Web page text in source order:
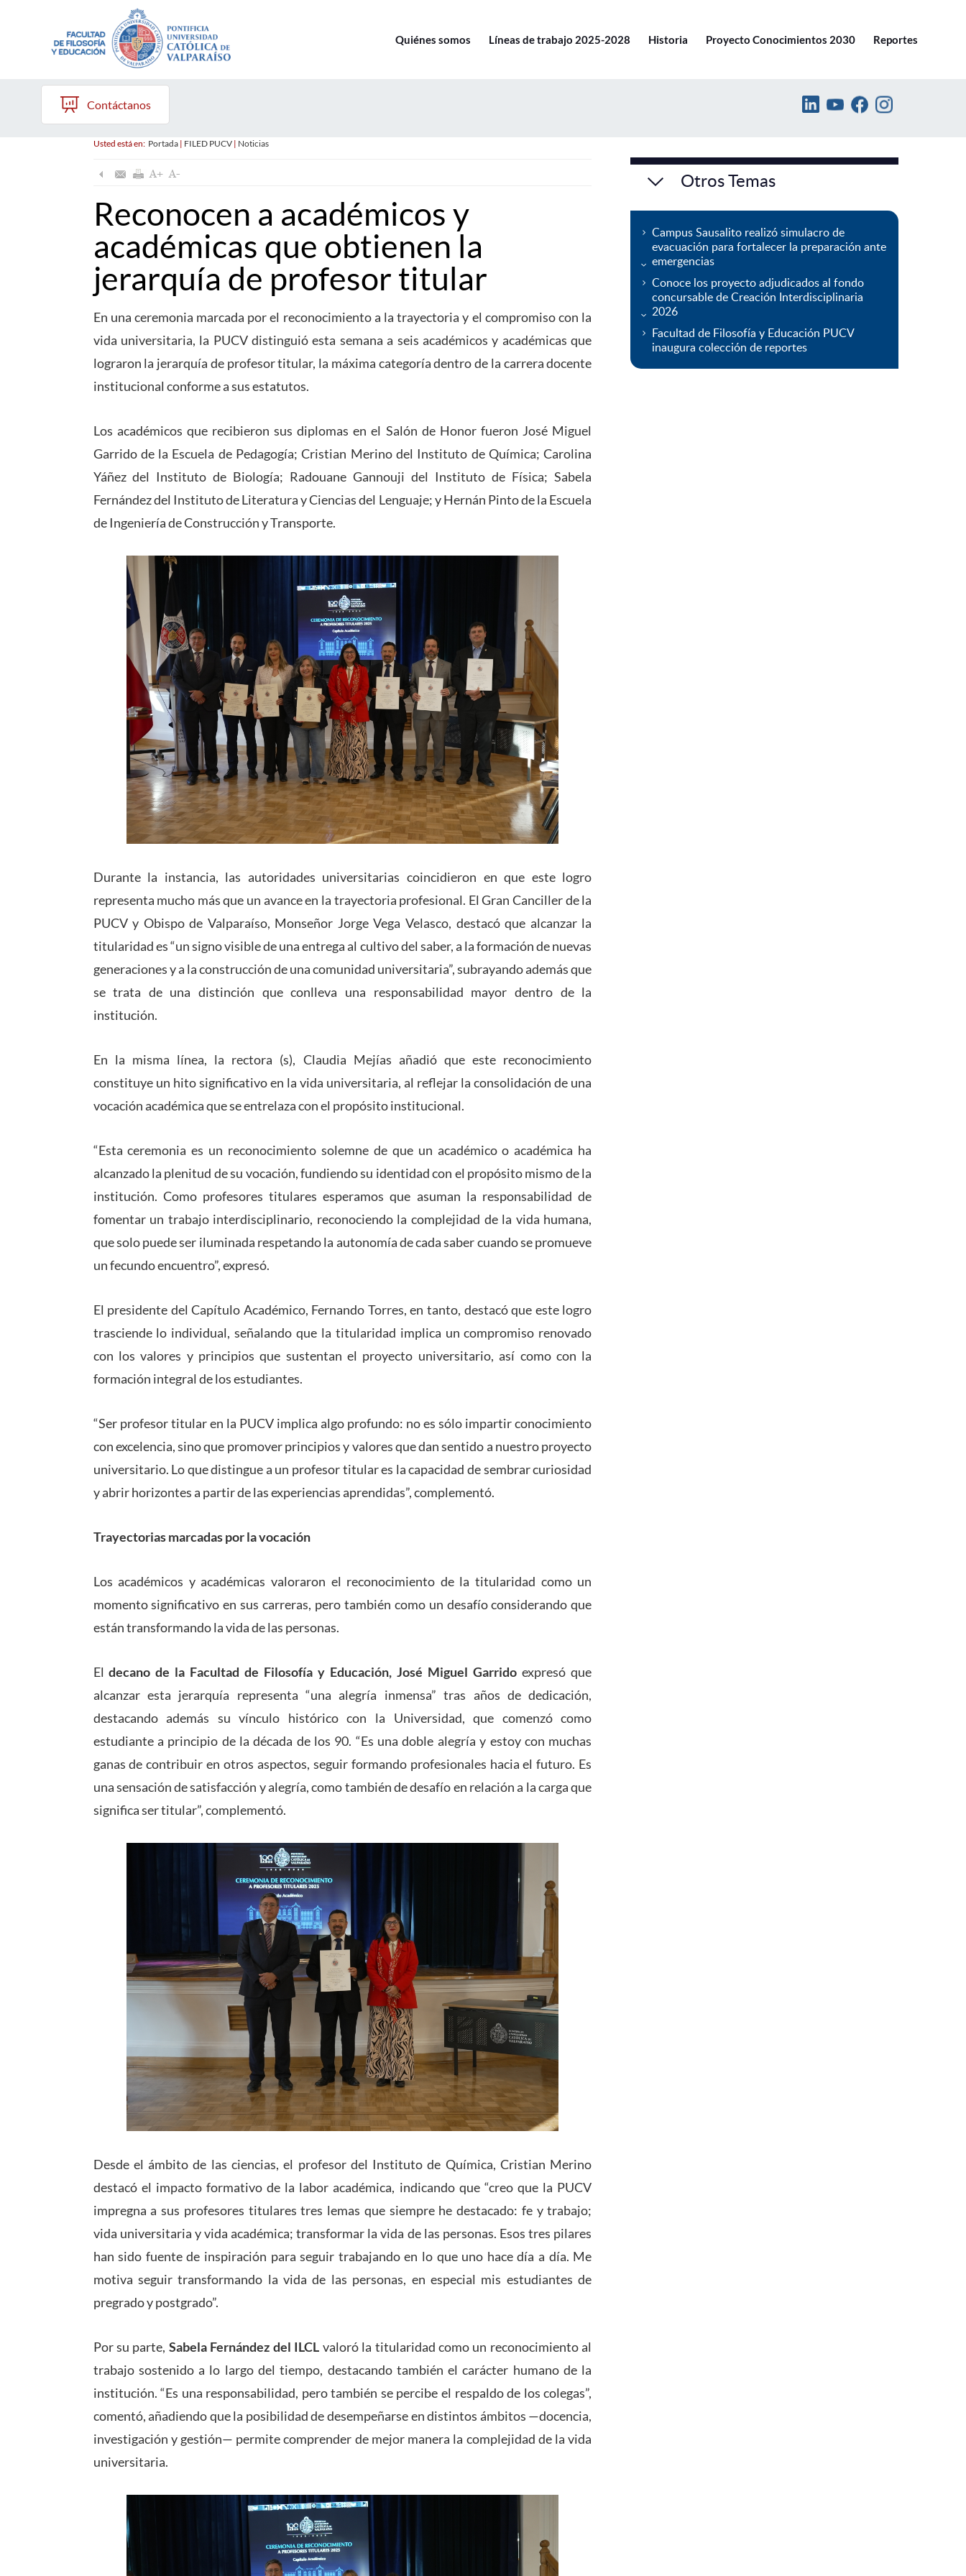
Quiénes somos Líneas de trabajo 2025-2028 Historia Proyecto Conocimientos 2030 Reportes
Contáctanos
Usted está en: Portada| FILED PUCV| Noticias
Reconocen a académicos y
académicas que obtienen la
jerarquía de profesor titular
En una ceremonia marcada por el reconocimiento a la trayectoria y el compromiso con la
vida universitaria, la PUCV distinguió esta semana a seis académicos y académicas que
lograron la jerarquía de profesor titular, la máxima categoría dentro de la carrera docente
institucional conforme a sus estatutos.
Los académicos que recibieron sus diplomas en el Salón de Honor fueron José Miguel
Garrido de la Escuela de Pedagogía; Cristian Merino del Instituto de Química; Carolina
Yáñez del Instituto de Biología; Radouane Gannouji del Instituto de Física; Sabela
Fernández del Instituto de Literatura y Ciencias del Lenguaje; y Hernán Pinto de la Escuela
de Ingeniería de Construcción y Transporte.
Durante la instancia, las autoridades universitarias coincidieron en que este logro
representa mucho más que un avance en la trayectoria profesional. El Gran Canciller de la
PUCV y Obispo de Valparaíso, Monseñor Jorge Vega Velasco, destacó que alcanzar la
titularidad es “un signo visible de una entrega al cultivo del saber, a la formación de nuevas
generaciones y a la construcción de una comunidad universitaria”, subrayando además que
se trata de una distinción que conlleva una responsabilidad mayor dentro de la
institución.
En la misma línea, la rectora (s), Claudia Mejías añadió que este reconocimiento
constituye un hito significativo en la vida universitaria, al reflejar la consolidación de una
vocación académica que se entrelaza con el propósito institucional.
“Esta ceremonia es un reconocimiento solemne de que un académico o académica ha
alcanzado la plenitud de su vocación, fundiendo su identidad con el propósito mismo de la
institución. Como profesores titulares esperamos que asuman la responsabilidad de
fomentar un trabajo interdisciplinario, reconociendo la complejidad de la vida humana,
que solo puede ser iluminada respetando la autonomía de cada saber cuando se promueve
un fecundo encuentro”, expresó.
El presidente del Capítulo Académico, Fernando Torres, en tanto, destacó que este logro
trasciende lo individual, señalando que la titularidad implica un compromiso renovado
con los valores y principios que sustentan el proyecto universitario, así como con la
formación integral de los estudiantes.
“Ser profesor titular en la PUCV implica algo profundo: no es sólo impartir conocimiento
con excelencia, sino que promover principios y valores que dan sentido a nuestro proyecto
universitario. Lo que distingue a un profesor titular es la capacidad de sembrar curiosidad
y abrir horizontes a partir de las experiencias aprendidas”, complementó.
Trayectorias marcadas por la vocación
Los académicos y académicas valoraron el reconocimiento de la titularidad como un
momento significativo en sus carreras, pero también como un desafío considerando que
están transformando la vida de las personas.
Eldecano de la Facultad de Filosofía y Educación, José Miguel Garrido expresó que
alcanzar esta jerarquía representa “una alegría inmensa” tras años de dedicación,
destacando además su vínculo histórico con la Universidad, que comenzó como
estudiante a principio de la década de los 90. “Es una doble alegría y estoy con muchas
ganas de contribuir en otros aspectos, seguir formando profesionales hacia el futuro. Es
una sensación de satisfacción y alegría, como también de desafío en relación a la carga que
significa ser titular”, complementó.
Desde el ámbito de las ciencias, el profesor del Instituto de Química, Cristian Merino
destacó el impacto formativo de la labor académica, indicando que “creo que la PUCV
impregna a sus profesores titulares tres lemas que siempre he destacado: fe y trabajo;
vida universitaria y vida académica; transformar la vida de las personas. Esos tres pilares
han sido fuente de inspiración para seguir trabajando en lo que uno hace día a día. Me
motiva seguir transformando la vida de las personas, en especial mis estudiantes de
pregrado y postgrado”.
Por su parte, Sabela Fernández del ILCL valoró la titularidad como un reconocimiento al
trabajo sostenido a lo largo del tiempo, destacando también el carácter humano de la
institución. “Es una responsabilidad, pero también se percibe el respaldo de los colegas”,
comentó, añadiendo que la posibilidad de desempeñarse en distintos ámbitos —docencia,
investigación y gestión— permite comprender de mejor manera la complejidad de la vida
universitaria.
Otros Temas
Campus Sausalito realizó simulacro de
evacuación para fortalecer la preparación ante
emergencias
Conoce los proyecto adjudicados al fondo
concursable de Creación Interdisciplinaria
2026
Facultad de Filosofía y Educación PUCV
inaugura colección de reportes